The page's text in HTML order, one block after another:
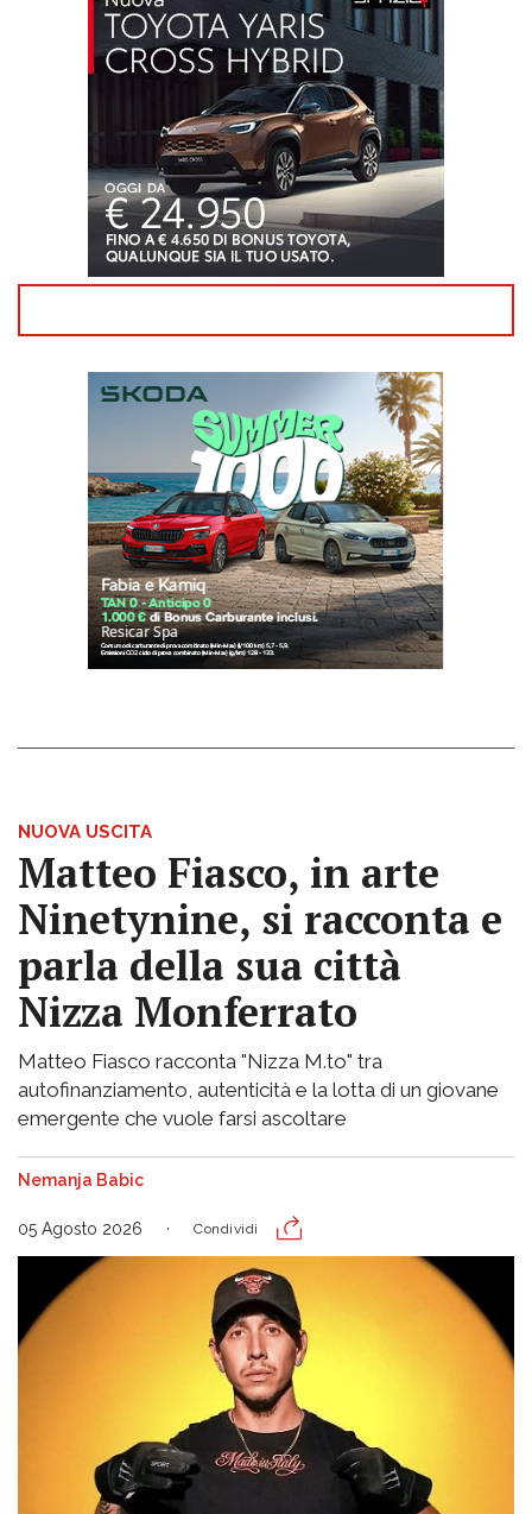
NUOVA USCITA
Matteo Fiasco, in arte
Ninetynine, si racconta e
parla della sua città
Nizza Monferrato
Matteo Fiasco racconta "Nizza M.to" tra
autofinanziamento, autenticità e la lotta di un giovane
emergente che vuole farsi ascoltare
Nemanja Babic
05 Agosto 2026 Condividi